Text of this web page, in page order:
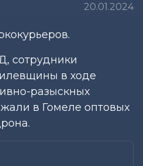
20.01.2024
сотрудники
в ходе
разыскных
в Гомеле оптовых